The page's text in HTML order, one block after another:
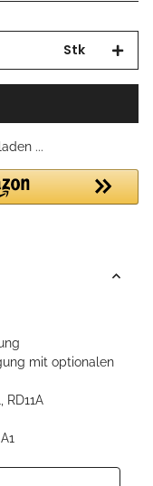
Stk
...
mit optionalen
RD11A